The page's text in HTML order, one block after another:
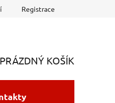
Registrace
PRÁZDNÝ KOŠÍK